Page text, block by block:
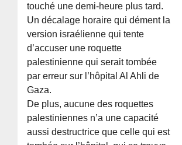
touché une demi-heure plus tard.
Un décalage horaire qui dément la
version israélienne qui tente
d’accuser une roquette
palestinienne qui serait tombée
par erreur sur l’hôpital Al Ahli de
Gaza.
De plus, aucune des roquettes
palestiniennes n’a une capacité
aussi destructrice que celle qui est